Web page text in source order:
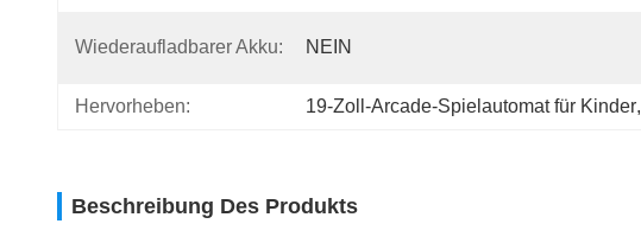
Wiederaufladbarer Akku: NEIN
Hervorheben: 19-Zoll-Arcade-Spielautomat für Kinder,
Beschreibung Des Produkts